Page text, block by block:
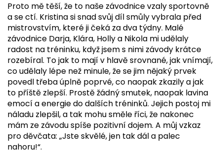
Proto mě těší, že to naše závodnice vzaly sportovně
a se ctí. Kristina si snad svůj díl smůly vybrala před
mistrovstvím, které ji čeká za dva týdny. Malé
závodnice Darja, Klára, Holly a Nikola mi udělaly
radost na tréninku, když jsem s nimi závody krátce
rozebíral. To jak to mají v hlavě srovnané, jak vnímají,
co udělaly lépe než minule, že se jim nějaký prvek
povedl třeba úplně poprvé, co naopak zkazily a jak
to příště zlepší. Prostě žádný smutek, naopak lavina
emocí a energie do dalších tréninků. Jejich postoj mi
náladu zlepšil, a tak mohu směle říci, že nakonec
mám ze závodu spíše pozitivní dojem. A můj vzkaz
pro děvčata: „Jste skvělé, jen tak dál a palec
nahoru!“.